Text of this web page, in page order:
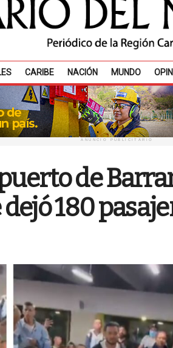
CARIBE NACIÓN MUNDO
ANUNCIO PUBLICITARIO
de
180